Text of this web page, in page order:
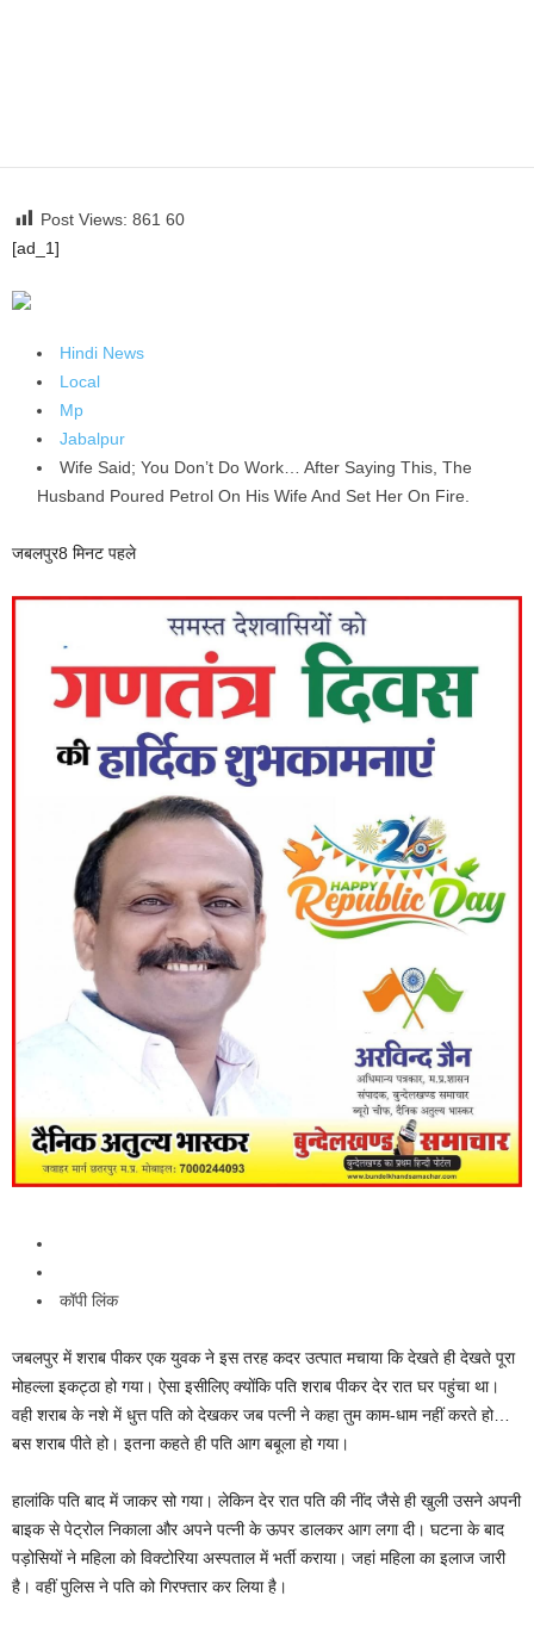
Post Views: 861 60
[ad_1]
Hindi News
Local
Mp
Jabalpur
Wife Said; You Don’t Do Work… After Saying This, The
Husband Poured Petrol On His Wife And Set Her On Fire.
जबलपुर8 मिनट पहले
कॉपी लिंक
जबलपुर में शराब पीकर एक युवक ने इस तरह कदर उत्पात मचाया कि देखते ही देखते पूरा
मोहल्ला इकट्ठा हो गया। ऐसा इसीलिए क्योंकि पति शराब पीकर देर रात घर पहुंचा था।
वही शराब के नशे में धुत्त पति को देखकर जब पत्नी ने कहा तुम काम-धाम नहीं करते हो…
बस शराब पीते हो। इतना कहते ही पति आग बबूला हो गया।
हालांकि पति बाद में जाकर सो गया। लेकिन देर रात पति की नींद जैसे ही खुली उसने अपनी
बाइक से पेट्रोल निकाला और अपने पत्नी के ऊपर डालकर आग लगा दी। घटना के बाद
पड़ोसियों ने महिला को विक्टोरिया अस्पताल में भर्ती कराया। जहां महिला का इलाज जारी
है। वहीं पुलिस ने पति को गिरफ्तार कर लिया है।